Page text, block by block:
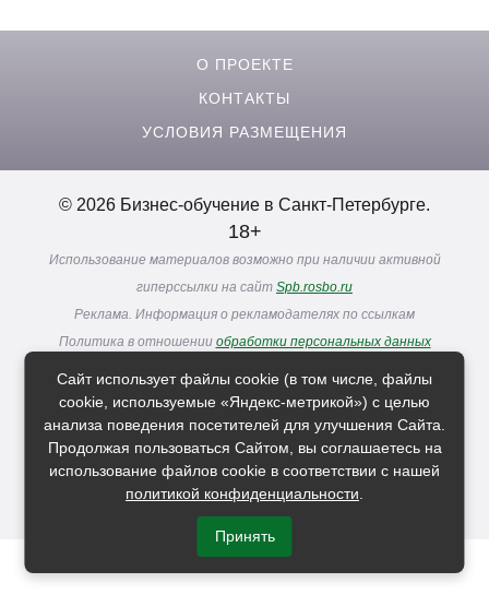
О ПРОЕКТЕ
КОНТАКТЫ
УСЛОВИЯ РАЗМЕЩЕНИЯ
© 2026 Бизнес-обучение в Санкт-Петербурге.
18+
Использование материалов возможно при наличии активной
гиперссылки на сайт Spb.rosbo.ru
Реклама. Информация о рекламодателях по ссылкам
Политика в отношении обработки персональных данных
Расскажи друзьям о нас
Сайт использует файлы cookie (в том числе, файлы
cookie, используемые «Яндекс-метрикой») с целью
анализа поведения посетителей для улучшения Сайта.
Продолжая пользоваться Сайтом, вы соглашаетесь на
использование файлов cookie в соответствии с нашей
политикой конфиденциальности
Принять